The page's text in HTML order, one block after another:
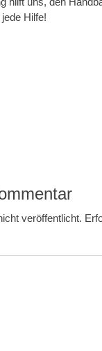
Hilfe!
veröffentlicht.